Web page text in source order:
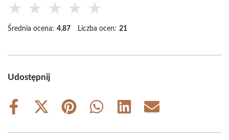
★ ★ ★ ★ ★
Średnia ocena: 4.87 Liczba ocen: 21
Udostępnij
Share
Share
(Twitter)
Share
Share
Share
Share